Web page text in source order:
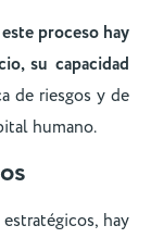
proceso hay
su capacidad
de riesgos y de
humano.
hay